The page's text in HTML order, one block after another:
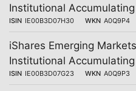
Institutional Accumulating
ISIN IE00B3D07H30 WKN A0Q9P4
iShares Emerging
Institutional
ISIN IE00B3D07G23 WKN A0Q9P3